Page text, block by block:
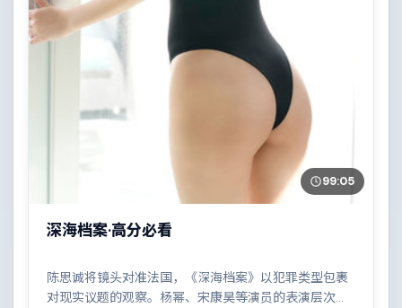
99:05
深海档案·高分必看
陈思诚将镜头对准法国，《深海档案》以犯罪类型包裹
对现实议题的观察。杨幂、宋康昊等演员的表演层次丰